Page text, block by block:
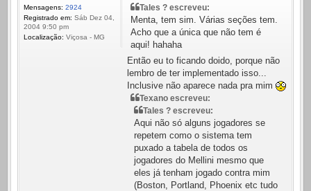
Mensagens: 2924
Registrado em: Sáb Dez 04,
2004 9:50 pm
Localização: Viçosa - MG
Tales ? escreveu:
Menta, tem sim. Várias seções tem.
Acho que a única que não tem é
aqui! hahaha
Então eu to ficando doido, porque não
lembro de ter implementado isso...
Inclusive não aparece nada pra mim
Texano escreveu:
Tales ? escreveu:
Aqui não só alguns jogadores se
repetem como o sistema tem
puxado a tabela de todos os
jogadores do Mellini mesmo que
eles já tenham jogado contra mim
(Boston, Portland, Phoenix etc tudo